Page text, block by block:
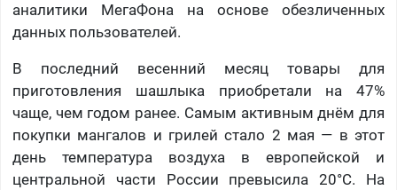
аналитики МегаФона на основе обезличенных
данных пользователей.
В последний весенний месяц товары для
приготовления шашлыка приобретали на 47%
чаще, чем годом ранее. Самым активным днём для
покупки мангалов и грилей стало 2 мая — в этот
день температура воздуха в европейской и
центральной части России превысила 20°C. На